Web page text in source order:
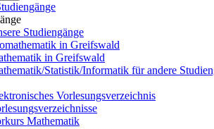
Studiengänge
in Greifswald
in Greifswald
Statistik/Informatik für andere
Vorlesungsverzeichnis
Mathematik